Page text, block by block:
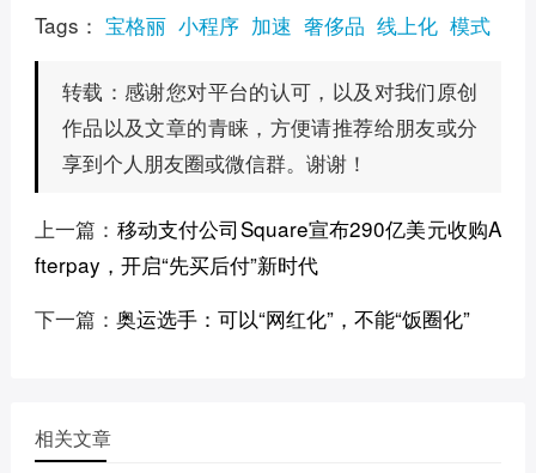
Tags： 宝格丽 小程序 加速 奢侈品 线上化 模式
转载： 感谢您对平台的认可，以及对我们原创
作品以及文章的青睐，方便请推荐给朋友或分
享到个人朋友圈或微信群。谢谢！
上一篇： 移动支付公司Square宣布290亿美元收购A
fterpay，开启“先买后付”新时代
下一篇： 奥运选手：可以“网红化”，不能“饭圈化”
相关文章